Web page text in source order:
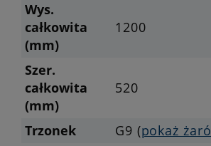
Wys.
całkowita
(mm)
1200
Szer.
całkowita
(mm)
520
Trzonek G9 (pokaż